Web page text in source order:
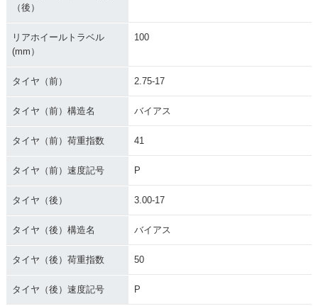
（後）
リアホイールトラベル
(mm）
100
タイヤ（前） 2.75-17
タイヤ（前）構造名 バイアス
タイヤ（前）荷重指数 41
タイヤ（前）速度記号 P
タイヤ（後） 3.00-17
タイヤ（後）構造名 バイアス
タイヤ（後）荷重指数 50
タイヤ（後）速度記号 P